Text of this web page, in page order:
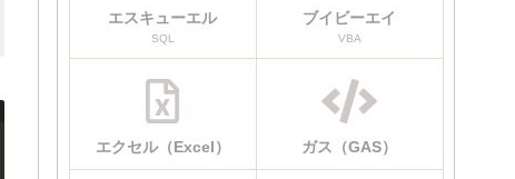
エスキューエル
SQL
ブイビーエイ
VBA
エクセル（Excel） ガス（GAS）